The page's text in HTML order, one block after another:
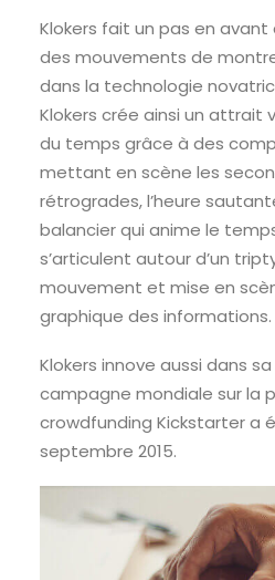
Klokers fait un pas en
des mouvements de
dans la technologie
Klokers crée ainsi un attrait
du temps grâce à des
mettant en scène les
rétrogrades, l’heure
balancier qui anime le
s’articulent autour d’un
mouvement et mise en
graphique des informations.
Klokers innove aussi dans
campagne mondiale sur la
crowdfunding Kickstarter a
septembre 2015.